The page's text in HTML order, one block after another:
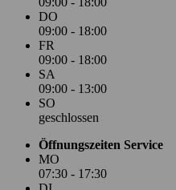
DO
09:00 - 18:00
FR
09:00 - 18:00
SA
09:00 - 13:00
SO
geschlossen
Öffnungszeiten Service
MO
07:30 - 17:30